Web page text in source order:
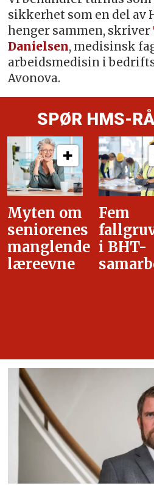
sikkerhet som en del av
henger sammen, skriver
Danielsen, medisinsk
arbeidsmedisin i
Avonova.
SPØR HMS-
Fem
fallgruver
i BHT-
samarbeidet
Motor